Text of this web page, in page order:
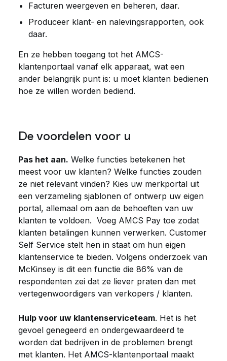
Facturen weergeven en beheren, daar.
Produceer klant- en nalevingsrapporten, ook
daar.
En ze hebben toegang tot het AMCS-
klantenportaal vanaf elk apparaat, wat een
ander belangrijk punt is: u moet klanten bedienen
hoe ze willen worden bediend.
De voordelen voor u
Pas het aan. Welke functies betekenen het
meest voor uw klanten? Welke functies zouden
ze niet relevant vinden? Kies uw merkportal uit
een verzameling sjablonen of ontwerp uw eigen
portal, allemaal om aan de behoeften van uw
klanten te voldoen. Voeg AMCS Pay toe zodat
klanten betalingen kunnen verwerken. Customer
Self Service stelt hen in staat om hun eigen
klantenservice te bieden. Volgens onderzoek van
McKinsey is dit een functie die 86% van de
respondenten zei dat ze liever praten dan met
vertegenwoordigers van verkopers / klanten.
Hulp voor uw klantenserviceteam. Het is het
gevoel genegeerd en ondergewaardeerd te
worden dat bedrijven in de problemen brengt
met klanten. Het AMCS-klantenportaal maakt